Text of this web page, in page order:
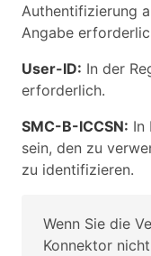
Authentifizierung
Angabe
User-ID: In der
erforderlich.
SMC-B-ICCSN: In
sein, den zu
zu identifizieren.
Wenn Sie die
Konnektor